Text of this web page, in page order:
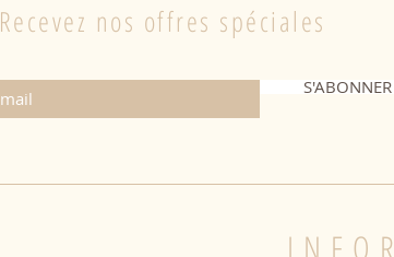
Recevez nos offres spéciales
S'ABONNER